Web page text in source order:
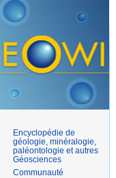
Encyclopédie de
géologie, minéralogie,
paléontologie et autres
Géosciences
Communauté